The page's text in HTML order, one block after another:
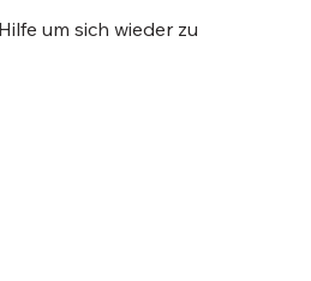
um sich wieder zu